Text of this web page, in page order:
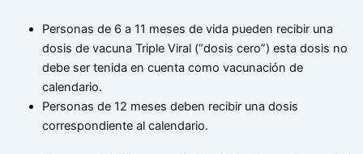
Personas de 6 a 11 meses de vida pueden recibir una
dosis de vacuna Triple Viral (“dosis cero”) esta dosis no
debe ser tenida en cuenta como vacunación de
calendario.
Personas de 12 meses deben recibir una dosis
correspondiente al calendario.